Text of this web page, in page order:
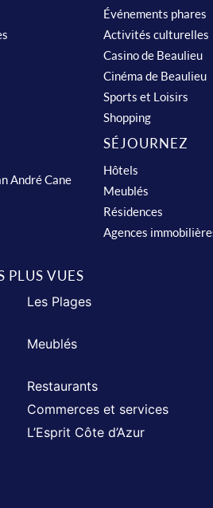
André Cane
Événements phares
Activités culturelles
Casino de Beaulieu
Cinéma de Beaulieu
Sports et Loisirs
Shopping
SÉJOURNEZ
Hôtels
Meublés
Résidences
Agences
PLUS VUES
Les Plages
Meublés
Restaurants
Commerces et services
L’Esprit Côte d’Azur